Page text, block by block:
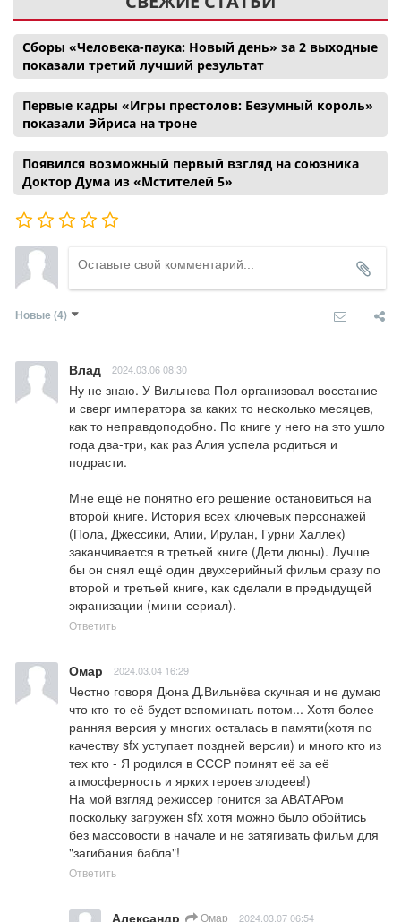
Сборы «Человека-паука: Новый день» за 2 выходные
показали третий лучший результат
Первые кадры «Игры престолов: Безумный король»
показали Эйриса на троне
Появился возможный первый взгляд на союзника
Доктор Дума из «Мстителей 5»
Новые (4)
Влад 2024.03.06 08:30
Ну не знаю. У Вильнева Пол организовал восстание
и сверг императора за каких то несколько месяцев,
как то неправдоподобно. По книге у него на это ушло
года два-три, как раз Алия успела родиться и
подрасти.
Мне ещё не понятно его решение остановиться на
второй книге. История всех ключевых персонажей
(Пола, Джессики, Алии, Ирулан, Гурни Халлек)
заканчивается в третьей книге (Дети дюны). Лучше
бы он снял ещё один двухсерийный фильм сразу по
второй и третьей книге, как сделали в предыдущей
экранизации (мини-сериал).
Ответить
Омар 2024.03.04 16:29
Честно говоря Дюна Д.Вильнёва скучная и не думаю
что кто-то её будет вспоминать потом... Хотя более
ранняя версия у многих осталась в памяти(хотя по
качеству sfx уступает поздней версии) и много кто из
тех кто - Я родился в СССР помнят её за её
атмосферность и ярких героев злодеев!)
На мой взгляд режиссер гонится за АВАТАРом
поскольку загружен sfx хотя можно было обойтись
без массовости в начале и не затягивать фильм для
"загибания бабла"!
Ответить
Александр Омар 2024.03.07 06:54